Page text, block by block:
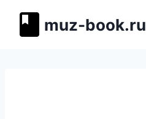
muz-book.ru